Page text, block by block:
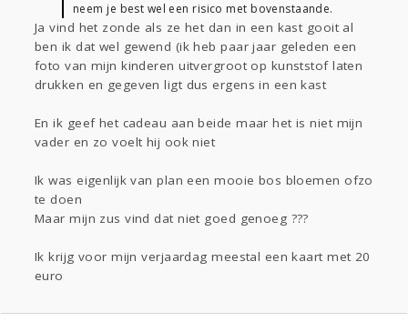
neem je best wel een risico met bovenstaande.
Ja vind het zonde als ze het dan in een kast gooit al
ben ik dat wel gewend (ik heb paar jaar geleden een
foto van mijn kinderen uitvergroot op kunststof laten
drukken en gegeven ligt dus ergens in een kast
En ik geef het cadeau aan beide maar het is niet mijn
vader en zo voelt hij ook niet
Ik was eigenlijk van plan een mooie bos bloemen ofzo
te doen
Maar mijn zus vind dat niet goed genoeg ???
Ik krijg voor mijn verjaardag meestal een kaart met 20
euro